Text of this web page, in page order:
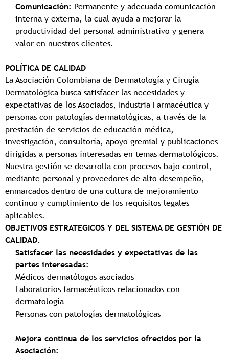
Comunicación: Permanente y adecuada comunicación
interna y externa, la cual ayuda a mejorar la
productividad del personal administrativo y genera
valor en nuestros clientes.
POLÍTICA DE CALIDAD
La Asociación Colombiana de Dermatología y Cirugía
Dermatológica busca satisfacer las necesidades y
expectativas de los Asociados, Industria Farmacéutica y
personas con patologías dermatológicas, a través de la
prestación de servicios de educación médica,
investigación, consultoría, apoyo gremial y publicaciones
dirigidas a personas interesadas en temas dermatológicos.
Nuestra gestión se desarrolla con procesos bajo control,
mediante personal y proveedores de alto desempeño,
enmarcados dentro de una cultura de mejoramiento
continuo y cumplimiento de los requisitos legales
aplicables.
OBJETIVOS ESTRATEGICOS Y DEL SISTEMA DE GESTIÓN DE
CALIDAD.
Satisfacer las necesidades y expectativas de las
partes interesadas:
Médicos dermatólogos asociados
Laboratorios farmacéuticos relacionados con
dermatología
Personas con patologías dermatológicas
Mejora continua de los servicios ofrecidos por la
Asociación: